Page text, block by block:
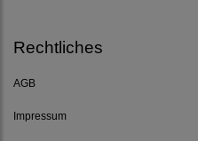
Rechtliches
AGB
Impressum